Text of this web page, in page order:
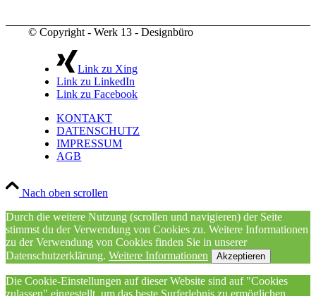
© Copyright - Werk 13 - Designbüro
Link zu Xing
Link zu LinkedIn
Link zu Facebook
KONTAKT
DATENSCHUTZ
IMPRESSUM
AGB
Nach oben scrollen
Durch die weitere Nutzung (scrollen und navigieren) der Seite
stimmst du der Verwendung von Cookies zu. Weitere Informationen
zu der Verwendung von Cookies finden Sie in unserer
Datenschutzerklärung. Weitere Informationen Akzeptieren
Die Cookie-Einstellungen auf dieser Website sind auf "Cookies
zulassen" eingestellt, um das beste Surferlebnis zu ermöglichen.